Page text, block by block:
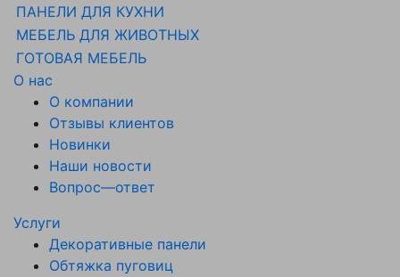
ПАНЕЛИ ДЛЯ КУХНИ
МЕБЕЛЬ ДЛЯ ЖИВОТНЫХ
ГОТОВАЯ МЕБЕЛЬ
О нас
О компании
Отзывы клиентов
Новинки
Наши новости
Вопрос—ответ
Услуги
Декоративные панели
Обтяжка пуговиц